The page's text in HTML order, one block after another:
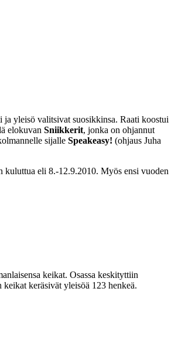
yleisö valitsivat suosikkinsa. Raati koostui
elokuvan Sniikkerit, jonka on ohjannut
sijalle Speakeasy! (ohjaus Juha
kuluttua eli 8.-12.9.2010. Myös ensi vuoden
keikat. Osassa keskityttiin
keräsivät yleisöä 123 henkeä.